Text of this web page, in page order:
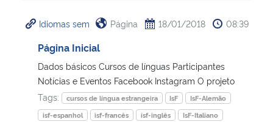
Idiomas sem Página 18/01/2018 08:39
Página Inicial
Dados básicos Cursos de línguas Participantes
Notícias e Eventos Facebook Instagram O projeto
Tags:
cursos de língua estrangeira IsF
IsF-Alemão
isf-espanhol
isf-francês isf-inglês
IsF-Italiano